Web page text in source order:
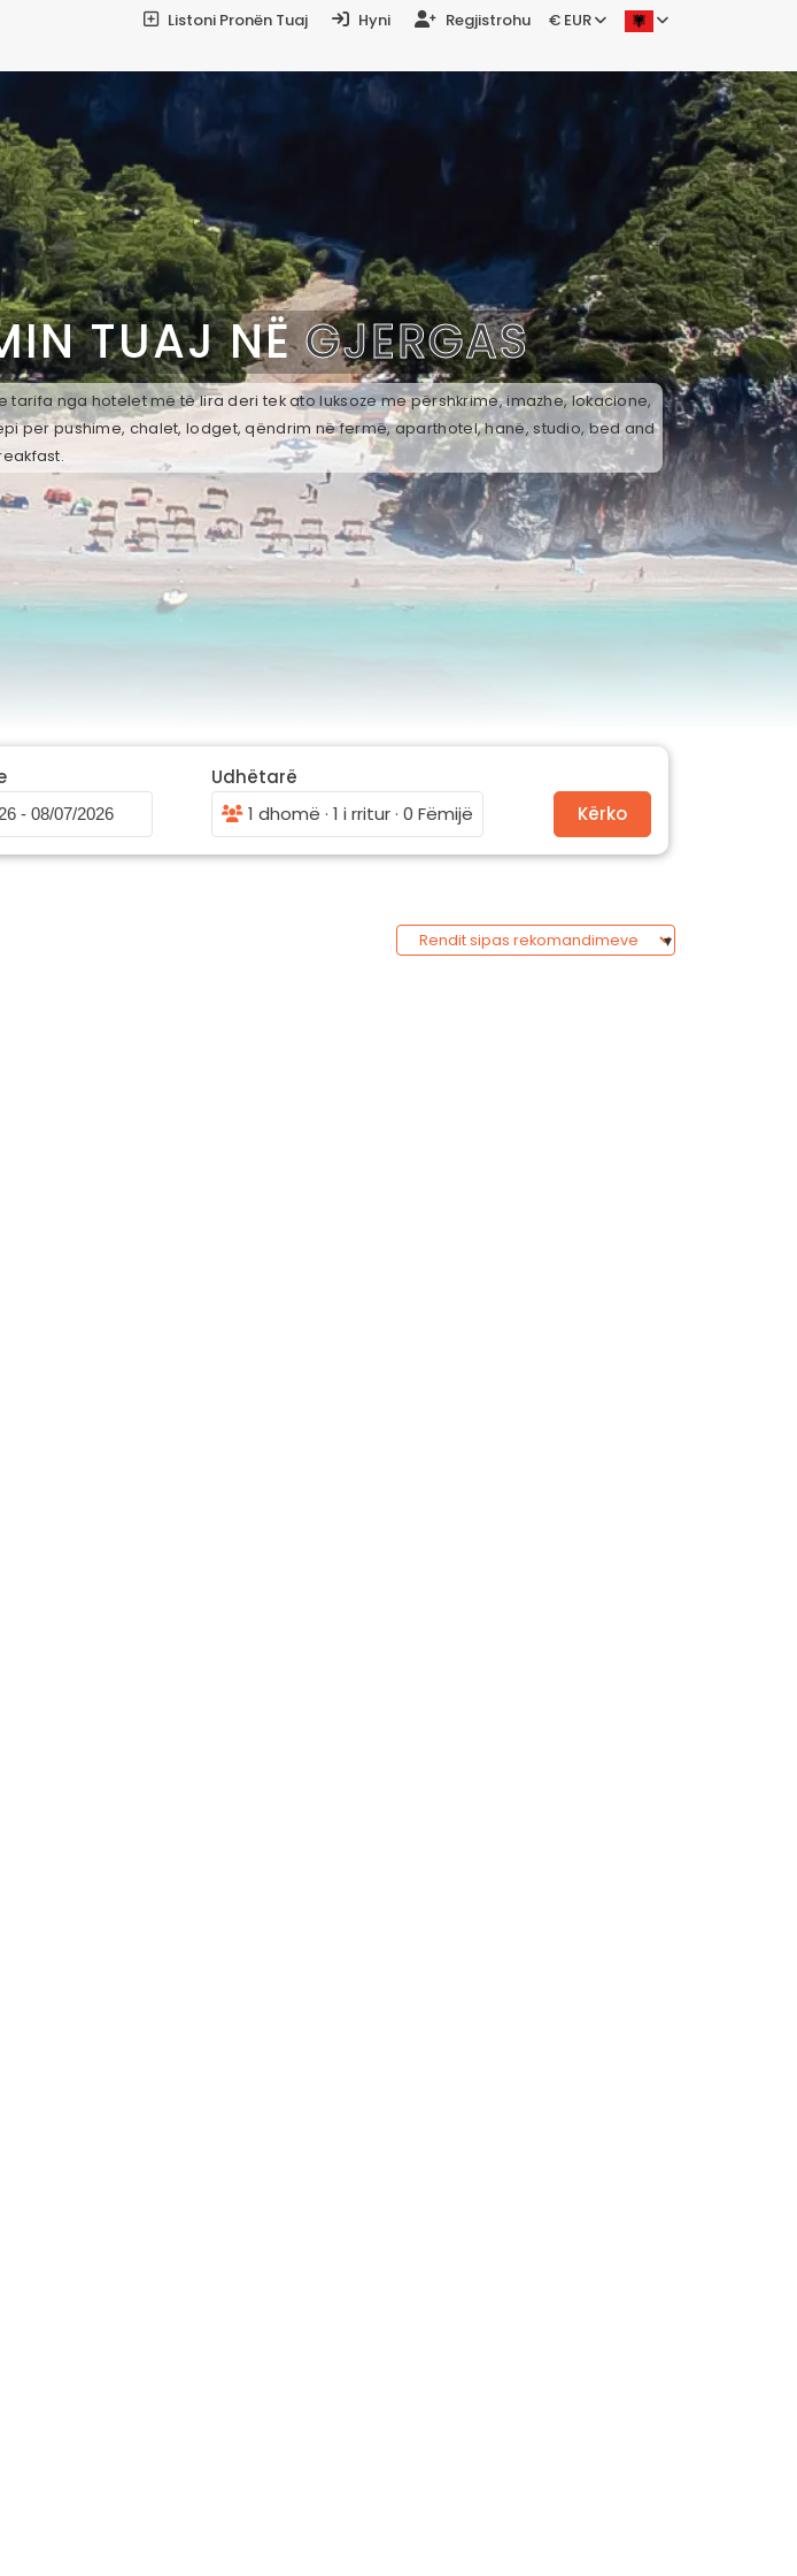
Listoni Pronën Tuaj Hyni Regjistrohu € EUR
TUAJ NËGJERGAS
nga hotelet më të lira deri tek ato luksoze me përshkrime, imazhe, lokacione,
per pushime, chalet, lodget, qëndrim në fermë, aparthotel, hanë, studio, bed and
Udhëtarë
1 dhomë · 1 i rritur · 0 Fëmijë
Kërko